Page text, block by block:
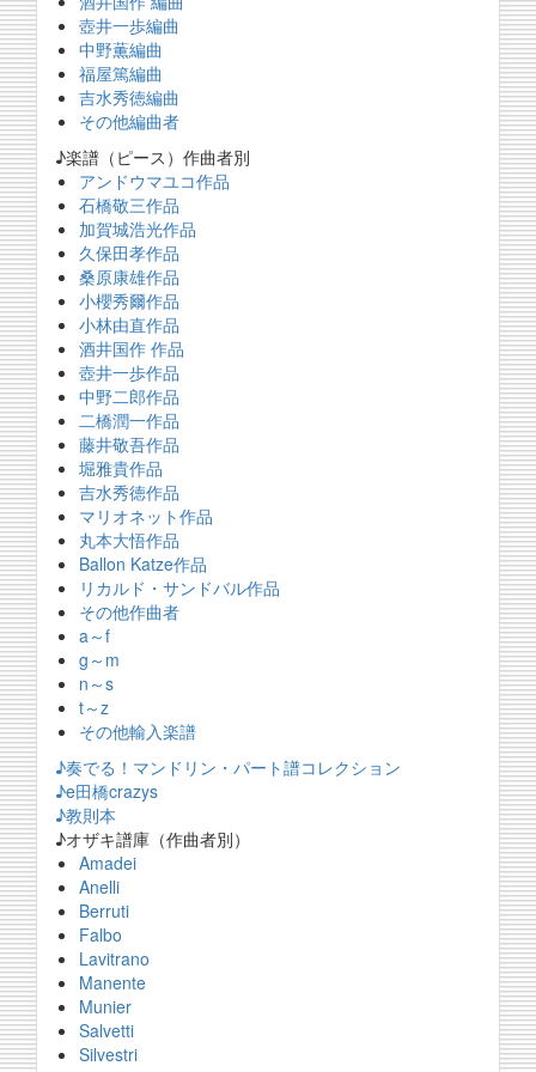
壺井一歩編曲
中野薫編曲
福屋篤編曲
吉水秀徳編曲
その他編曲者
♪楽譜（ピース）作曲者別
アンドウマユコ作品
石橋敬三作品
加賀城浩光作品
久保田孝作品
桑原康雄作品
小櫻秀爾作品
小林由直作品
酒井国作 作品
壺井一歩作品
中野二郎作品
二橋潤一作品
藤井敬吾作品
堀雅貴作品
吉水秀徳作品
マリオネット作品
丸本大悟作品
Ballon Katze作品
リカルド・サンドバル作品
その他作曲者
a～f
g～m
n～s
t～z
その他輸入楽譜
♪奏でる！マンドリン・パート譜コレクション
♪e田橋crazys
♪教則本
♪オザキ譜庫（作曲者別）
Amadei
Anelli
Berruti
Falbo
Lavitrano
Manente
Munier
Salvetti
Silvestri